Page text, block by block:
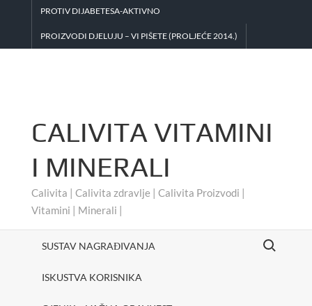
PROTIV DIJABETESA-AKTIVNO
PROIZVODI DJELUJU – VI PIŠETE (PROLJEĆE 2014.)
CALIVITA VITAMINI
I MINERALI
Calivita | Calivita zdravlje | Calivita Proizvodi |
Vitamini | Minerali |
SUSTAV NAGRAĐIVANJA
ISKUSTVA KORISNIKA
Search for: